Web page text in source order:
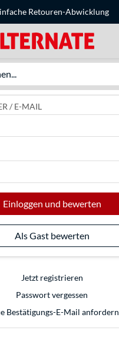
Retouren-Abwicklung
/ E-MAIL
Einloggen und bewerten
Als Gast bewerten
Jetzt registrieren
Passwort vergessen
Bestätigungs-E-Mail anfordern